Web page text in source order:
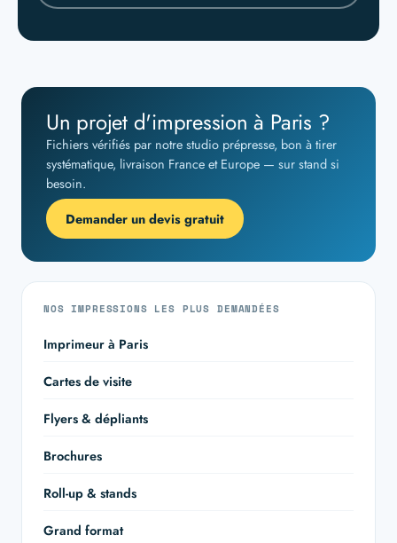
Un projet d'impression à Paris ?
Fichiers vérifiés par notre studio prépresse, bon à tirer
systématique, livraison France et Europe — sur stand si
besoin.
Demander un devis gratuit
NOS IMPRESSIONS LES PLUS DEMANDÉES
Imprimeur à Paris
Cartes de visite
Flyers & dépliants
Brochures
Roll-up & stands
Grand format